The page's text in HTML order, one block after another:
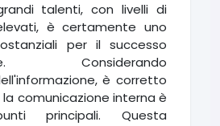
talenti, con livelli di
è certamente uno
per il successo
Considerando
è corretto
comunicazione interna è
principali. Questa